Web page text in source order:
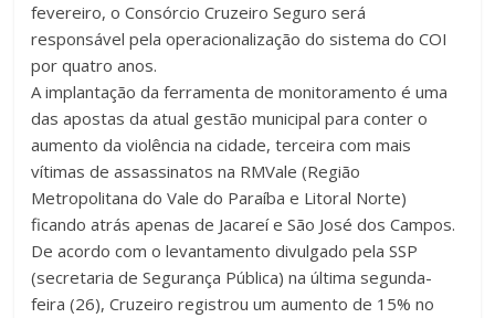
fevereiro, o Consórcio Cruzeiro Seguro será
responsável pela operacionalização do sistema do COI
por quatro anos.
A implantação da ferramenta de monitoramento é uma
das apostas da atual gestão municipal para conter o
aumento da violência na cidade, terceira com mais
vítimas de assassinatos na RMVale (Região
Metropolitana do Vale do Paraíba e Litoral Norte)
ficando atrás apenas de Jacareí e São José dos Campos.
De acordo com o levantamento divulgado pela SSP
(secretaria de Segurança Pública) na última segunda-
feira (26), Cruzeiro registrou um aumento de 15% no